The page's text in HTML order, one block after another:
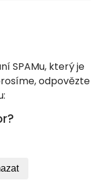
SPAMu, který je
odpovězte